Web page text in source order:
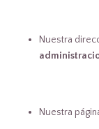
Nuestra
Nuestra